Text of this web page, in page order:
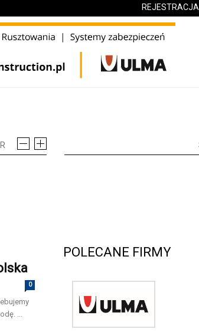
REJESTRACJA
0
...
POLECANE FIRMY